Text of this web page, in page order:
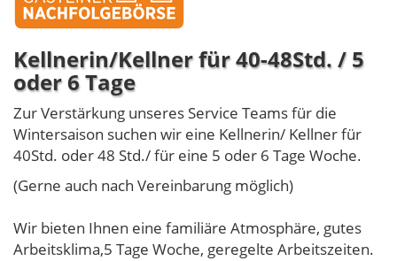
Kellnerin/Kellner für 40-48Std. / 5
oder 6 Tage
Zur Verstärkung unseres Service Teams für die
Wintersaison suchen wir eine Kellnerin/ Kellner für
40Std. oder 48 Std./ für eine 5 oder 6 Tage Woche.
(Gerne auch nach Vereinbarung möglich)
Wir bieten Ihnen eine familiäre Atmosphäre, gutes
Arbeitsklima,5 Tage Woche, geregelte Arbeitszeiten.